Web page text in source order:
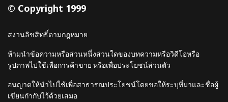
© Copyright 1999
สงวนลิขสิทธิ์ตามกฎหมาย
ห้ามนำข้อความหรือส่วนหนึ่งส่วนใดของบทความหรือวิดีโอหรือ
รูปภาพไปใช้เพื่อการค้าขาย หรือเพื่อประโยชน์ส่วนตัว
อนญาตให้นำไปใช้เพื่อสาธารณประโยชน์โดยขอให้ระบุที่มาและชื่อผู้
เขียนกำกับไว้ด้วยเสมอ